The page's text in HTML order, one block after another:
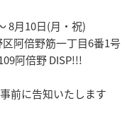
8月10日(月・祝)
阿倍野筋一丁目6番1号
阿倍野 DISP!!!
前に告知いたします